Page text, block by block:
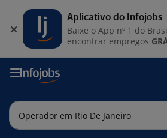
Aplicativo do Infojobs
Baixe o App nº 1 do
encontrar empregos